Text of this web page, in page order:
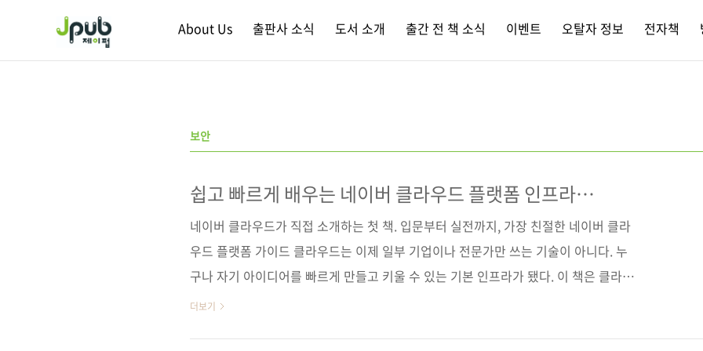
About Us 출판사 소식 도서 소개 출간 전 책 소식 이벤트 오탈자 정보 전자책
보안
쉽고 빠르게 배우는 네이버 클라우드 플랫폼 인프라
엔지니어링
네이버 클라우드가 직접 소개하는 첫 책. 입문부터 실전까지, 가장 친절한 네이버 클라
우드 플랫폼 가이드 클라우드는 이제 일부 기업이나 전문가만 쓰는 기술이 아니다. 누
구나 자기 아이디어를 빠르게 만들고 키울 수 있는 기본 인프라가 됐다. 이 책은 클라우
드가 어떻게 바뀌어왔는지 흐름을 짚으면서, 왜 국내 환경에서는 네이버 클라우드 플랫
더보기